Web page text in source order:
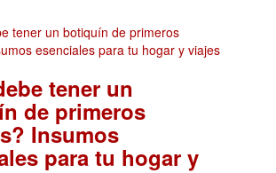
tener un
de primeros
Insumos
para tu hogar y